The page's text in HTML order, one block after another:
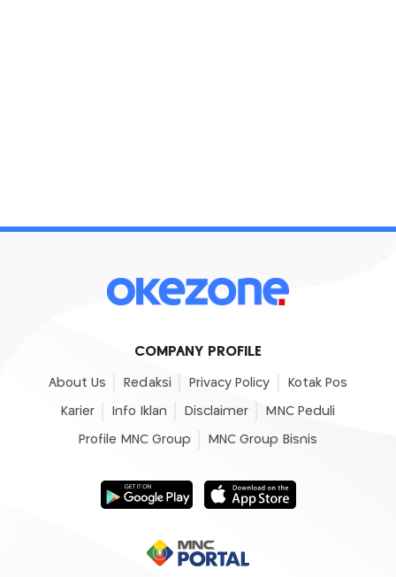
COMPANY PROFILE
About Us Redaksi Privacy Policy Kotak Pos
Karier Info Iklan Disclaimer MNC Peduli
Profile MNC Group MNC Group Bisnis